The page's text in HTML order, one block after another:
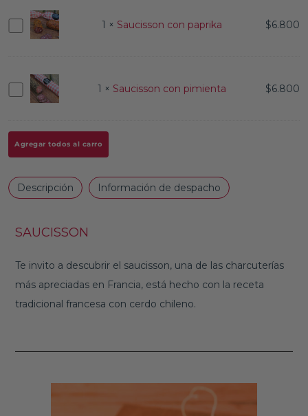
Saucisson
1 × Saucisson con paprika $6.800
Saucisson
1 × Saucisson con pimienta $6.800
Agregar todos al carro
Descripción Información de despacho
SAUCISSON
Te invito a descubrir el saucisson, una de las charcuterías
más apreciadas en Francia, está hecho con la receta
tradicional francesa con cerdo chileno.